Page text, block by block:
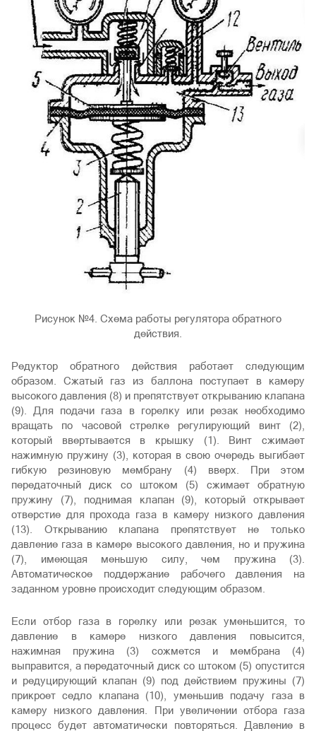
Рисунок №4. Схема работы регулятора обратного
действия.
Редуктор обратного действия работает следующим
образом. Сжатый газ из баллона поступает в камеру
высокого давления (8) и препятствует открыванию клапана
(9). Для подачи газа в горелку или резак необходимо
вращать по часовой стрелке регулирующий винт (2),
который ввертывается в крышку (1). Винт сжимает
нажимную пружину (3), которая в свою очередь выгибает
гибкую резиновую мембрану (4) вверх. При этом
передаточный диск со штоком (5) сжимает обратную
пружину (7), поднимая клапан (9), который открывает
отверстие для прохода газа в камеру низкого давления
(13). Открыванию клапана препятствует не только
давление газа в камере высокого давления, но и пружина
(7), имеющая меньшую силу, чем пружина (3).
Автоматическое поддержание рабочего давления на
заданном уровне происходит следующим образом.
Если отбор газа в горелку или резак уменьшится, то
давление в камере низкого давления повысится,
нажимная пружина (3) сожмется и мембрана (4)
выправится, а передаточный диск со штоком (5) опустится
и редуцирующий клапан (9) под действием пружины (7)
прикроет седло клапана (10), уменьшив подачу газа в
камеру низкого давления. При увеличении отбора газа
процесс будет автоматически повторяться. Давление в